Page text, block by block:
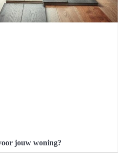
jouw woning?